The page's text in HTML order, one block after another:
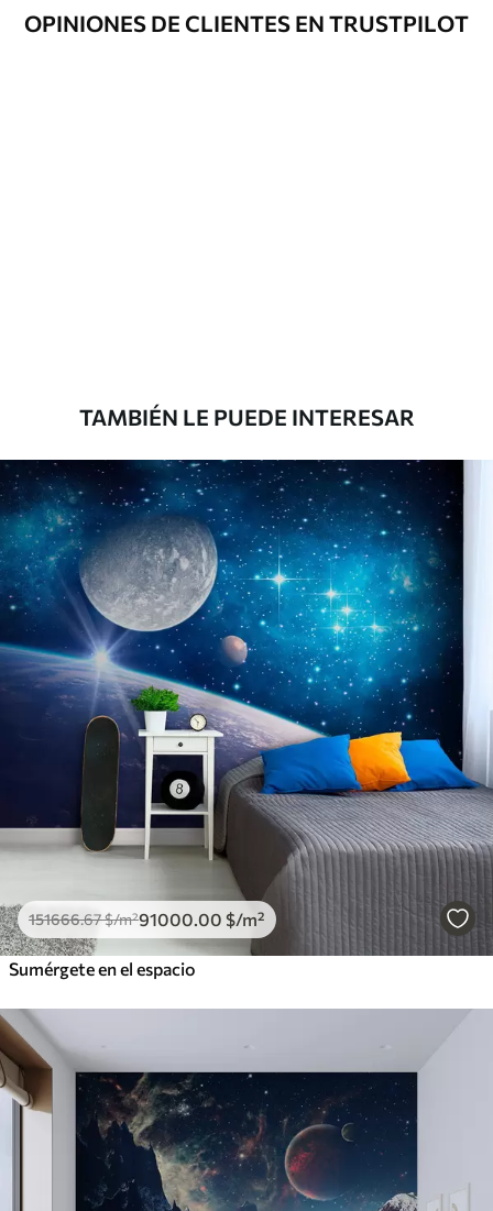
Método de
Hasta 360 cm de altura: aplicación sin
199833.33119900.00$/m²
OPINIONES DE CLIENTES EN TRUSTPILOT
TAMBIÉN LE PUEDE INTERESAR
151666.67$/m²91000.00 $/m²
Sumérgete en el espacio